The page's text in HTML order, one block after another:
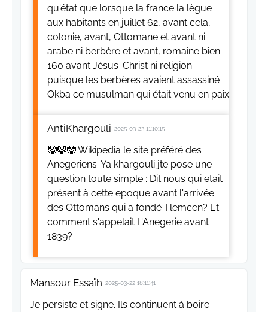
qu'état que lorsque la france la lègue
aux habitants en juillet 62, avant cela,
colonie, avant, Ottomane et avant ni
arabe ni berbère et avant, romaine bien
160 avant Jésus-Christ ni religion
puisque les berbères avaient assassiné
Okba ce musulman qui était venu en paix
AntiKhargouli 2025-03-23 11:10:15
🤡🤡🤡 Wikipedia le site préféré des
Anegeriens. Ya khargouli jte pose une
question toute simple : Dit nous qui etait
présent à cette epoque avant l'arrivée
des Ottomans qui a fondé Tlemcen? Et
comment s'appelait L'Anegerie avant
1839?
Mansour Essaïh 2025-03-22 18:11:41
Je persiste et signe. Ils continuent à boire